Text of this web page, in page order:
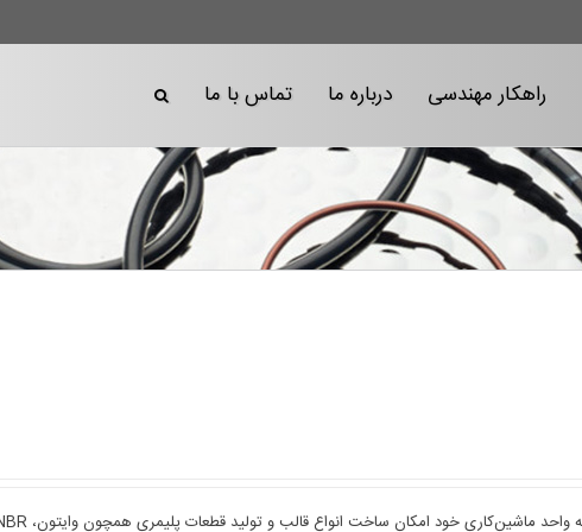
راهکار مهندسی درباره ما تماس با ما